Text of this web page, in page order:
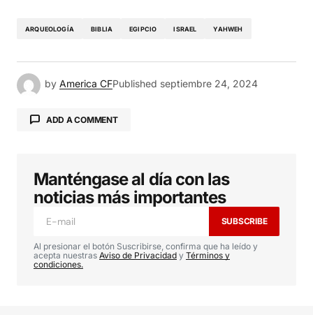
ARQUEOLOGÍA BIBLIA EGIPCIO ISRAEL YAHWEH
by America CFPublished septiembre 24, 2024
ADD A COMMENT
Tu dirección de correo electrónico no será
publicada. Los campos obligatorios están
marcados con*
Comment*
Manténgase al día con las
noticias más importantes
SUBSCRIBE
Al presionar el botón Suscribirse, confirma que ha leído y
acepta nuestras Aviso de Privacidad y Términos y
condiciones.